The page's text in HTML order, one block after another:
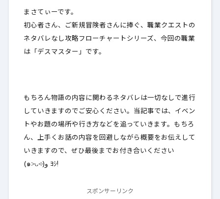
まさてぃーです。
初心者さん、ご新規冒険者さんに捧ぐ、職業クエストの
ネタバレなし攻略フローチャートシリーズ、 今回の職業
は「デスマスター」です。
もちろん物語の内容に関わるネタバレは一切なしで進行
していきますのでご安心ください。当記事では、イベン
トやお題の場所や行き方などを追っていきます。もちろ
ん、上手くお話の 内容を回避しながら 概要をお伝えして
いきますので、ぜひ最後までお付き合いください
(๑˃̵ᴗ˂̵)و ﾖｼ!
スポンサーリンク